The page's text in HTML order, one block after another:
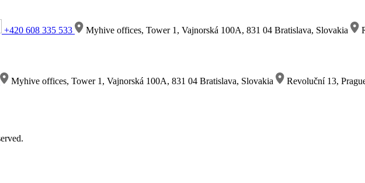
+420 608 335 533 Myhive offices, Tower 1, Vajnorská 100A, 831 04 Bratislava, Slovakia
Myhive offices, Tower 1, Vajnorská 100A, 831 04 Bratislava, Slovakia Revoluční 13,